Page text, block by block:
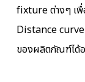
fixture ต่างๆ เพื่
Distance
ของผลิตภัณฑ์ได้อ